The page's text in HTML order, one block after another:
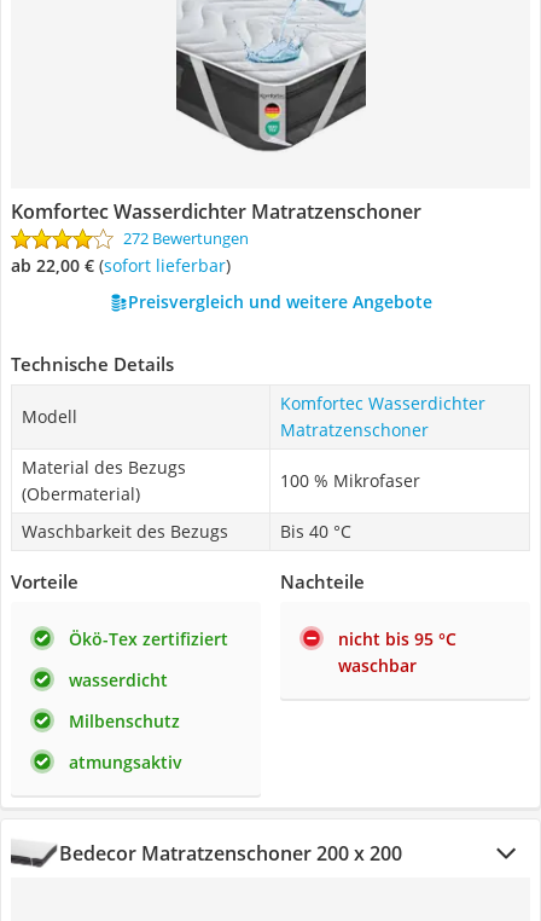
Komfortec Wasserdichter Matratzenschoner
272 Bewertungen
ab 22,00 € ( Sofort lieferbar)
Preisvergleich und weitere Angebote
Technische Details
Modell
Komfortec Wasserdichter
Matratzenschoner
Material des Bezugs
(Obermaterial)
100 % Mikrofaser
Waschbarkeit des Bezugs Bis 40 °C
Vorteile
Ökö-Tex zertifiziert
wasserdicht
Milbenschutz
atmungsaktiv
Nachteile
nicht bis 95 °C
waschbar
Bedecor Matratzenschoner 200 x 200